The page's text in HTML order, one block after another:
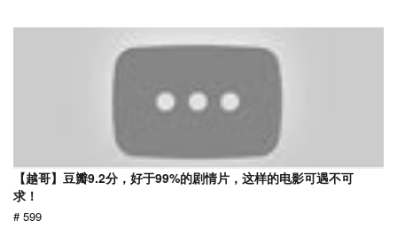
【越哥】豆瓣9.2分，好于99%的剧情片，这样的电影可遇不可
求！
# 599